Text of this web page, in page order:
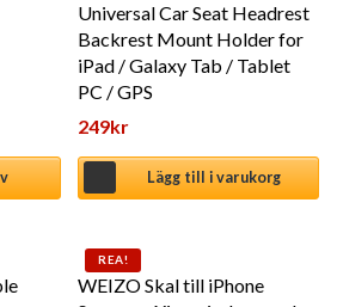
Universal Car Seat Headrest
Backrest Mount Holder for
iPad / Galaxy Tab / Tablet
PC / GPS
249kr
Lägg till i varukorg
flera varianter. De olika
REA!
WEIZO Skal till iPhone
Den här produkten har